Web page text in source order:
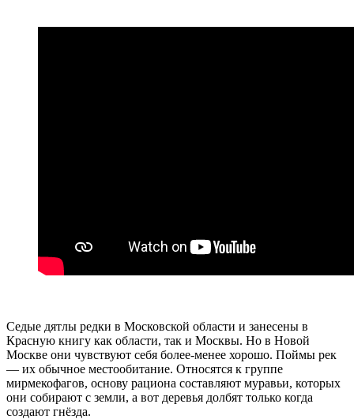
Седые дятлы редки в Московской области и занесены в
Красную книгу как области, так и Москвы. Но в Новой
Москве они чувствуют себя более-менее хорошо. Поймы рек
— их обычное местообитание. Относятся к группе
мирмекофагов, основу рациона составляют муравьи, которых
они собирают с земли, а вот деревья долбят только когда
создают гнёзда.